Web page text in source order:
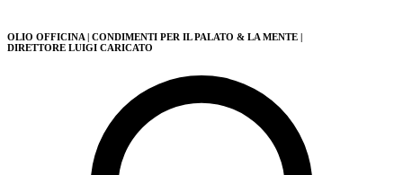
OLIO OFFICINA | CONDIMENTI PER IL PALATO & LA MENTE |
DIRETTORE LUIGI CARICATO